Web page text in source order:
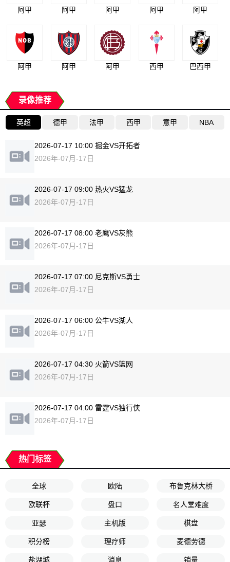
阿甲 阿甲 阿甲 阿甲 阿甲
阿甲 阿甲 阿甲 西甲 巴西甲
录像推荐
英超 德甲 法甲 西甲 意甲 NBA
2026-07-17 10:00 掘金VS开拓者
2026年-07月-17日
2026-07-17 09:00 热火VS猛龙
2026年-07月-17日
2026-07-17 08:00 老鹰VS灰熊
2026年-07月-17日
2026-07-17 07:00 尼克斯VS勇士
2026年-07月-17日
2026-07-17 06:00 公牛VS湖人
2026年-07月-17日
2026-07-17 04:30 火箭VS篮网
2026年-07月-17日
2026-07-17 04:00 雷霆VS独行侠
2026年-07月-17日
热门标签
全球 欧陆 布鲁克林大桥
欧联杯 盘口 名人堂难度
亚瑟 主机版 棋盘
积分榜 理疗师 麦德劳德
盐湖城 消息 销量